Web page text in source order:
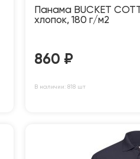
Панама BUCKET
хлопок, 180 г/м2
860 ₽
В наличии: 818 шт